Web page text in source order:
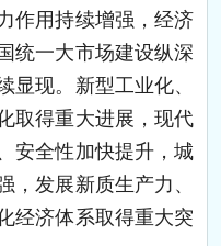
作用持续增强，经济
统一大市场建设纵深
显现。新型工业化、
取得重大进展，现代
安全性加快提升，城
，发展新质生产力、
经济体系取得重大突